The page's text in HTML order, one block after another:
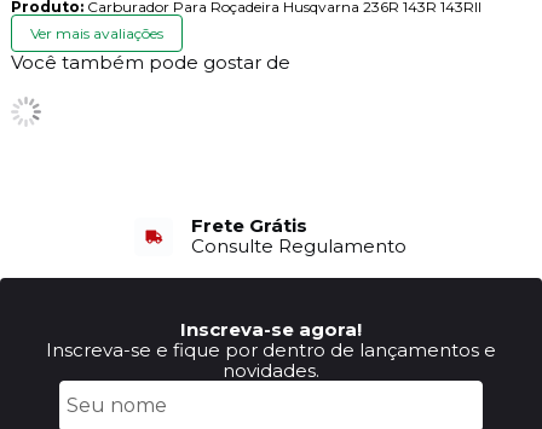
Produto:Carburador Para Roçadeira Husqvarna 236R 143R 143RII
Ver mais avaliações
Você também pode gostar de
Frete Grátis
Consulte Regulamento
Inscreva-se agora!
Inscreva-se e fique por dentro de lançamentos e
novidades.